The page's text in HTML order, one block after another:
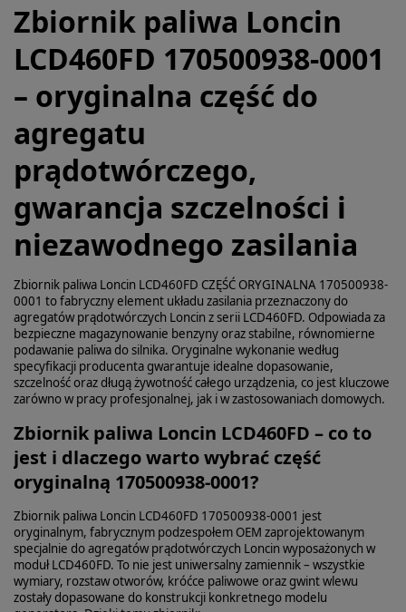
Zbiornik paliwa Loncin
LCD460FD 170500938-0001
– oryginalna część do
agregatu
prądotwórczego,
gwarancja szczelności i
niezawodnego zasilania
Zbiornik paliwa Loncin LCD460FD CZĘŚĆ ORYGINALNA 170500938-
0001 to fabryczny element układu zasilania przeznaczony do
agregatów prądotwórczych Loncin z serii LCD460FD. Odpowiada za
bezpieczne magazynowanie benzyny oraz stabilne, równomierne
podawanie paliwa do silnika. Oryginalne wykonanie według
specyfikacji producenta gwarantuje idealne dopasowanie,
szczelność oraz długą żywotność całego urządzenia, co jest kluczowe
zarówno w pracy profesjonalnej, jak i w zastosowaniach domowych.
Zbiornik paliwa Loncin LCD460FD – co to
jest i dlaczego warto wybrać część
oryginalną 170500938-0001?
Zbiornik paliwa Loncin LCD460FD 170500938-0001 jest
oryginalnym, fabrycznym podzespołem OEM zaprojektowanym
specjalnie do agregatów prądotwórczych Loncin wyposażonych w
moduł LCD460FD. To nie jest uniwersalny zamiennik – wszystkie
wymiary, rozstaw otworów, króćce paliwowe oraz gwint wlewu
zostały dopasowane do konstrukcji konkretnego modelu